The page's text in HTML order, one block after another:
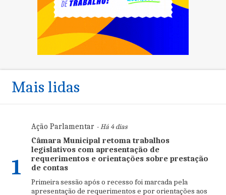
Mais lidas
1
Ação Parlamentar - Há 4 dias
Câmara Municipal retoma trabalhos
legislativos com apresentação de
requerimentos e orientações sobre prestação
de contas
Primeira sessão após o recesso foi marcada pela
apresentação de requerimentos e por orientações aos